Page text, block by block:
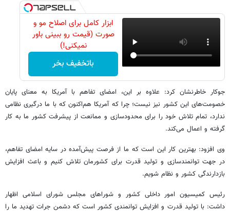
ابزار کامل برای اصلاح مو و
صورت (قیمت رو ببینی باور
نمیکنی!)
باتخفیف بخر
جوکار خاطرنشان کرد: علاوه بر این، امضای تفاهم با آمریکا به معنای پایان
خصومت‌های این کشور نیز نیست؛ چرا که آمریکا هم‌اکنون که با ما درگیری نظامی
ندارد، تمام تلاش خود را برای محدودسازی و ممانعت از پیشرفت کشور ما به کار
گرفته و اعمال می‌کند.
وی افزود: بهترین کار این است که ما از فرصت پیش‌آمده در سایه امضای تفاهم،
در جهت توانمندسازی و تولید قدرت برای کشورمان تلاش کنیم و باعث افزایش
بازدارندگی کشور و نظام شویم.
رئیس کمیسیون امور داخلی کشور و شوراهای مجلس شورای اسلامی اظهار
داشت: با تولید قدرت و افزایش توانمندی کشور است که دشمن جرات تهدید ما را